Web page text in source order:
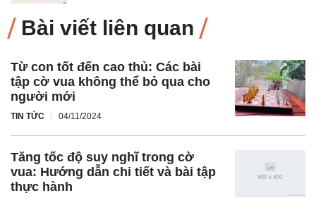
Bài viết liên quan
Từ con tốt đến cao thủ: Các bài
tập cờ vua không thể bỏ qua cho
người mới
TIN TỨC 04/11/2024
Tăng tốc độ suy nghĩ trong cờ
vua: Hướng dẫn chi tiết và bài tập
thực hành